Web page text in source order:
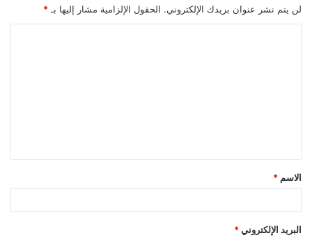
لن يتم نشر عنوان بريدك الإلكتروني. الحقول الإلزامية مشار إليها بـ *
ق
*
الاسم *
البريد الإلكتروني *